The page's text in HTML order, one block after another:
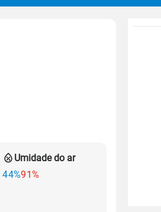
Umidade do ar
44%91%